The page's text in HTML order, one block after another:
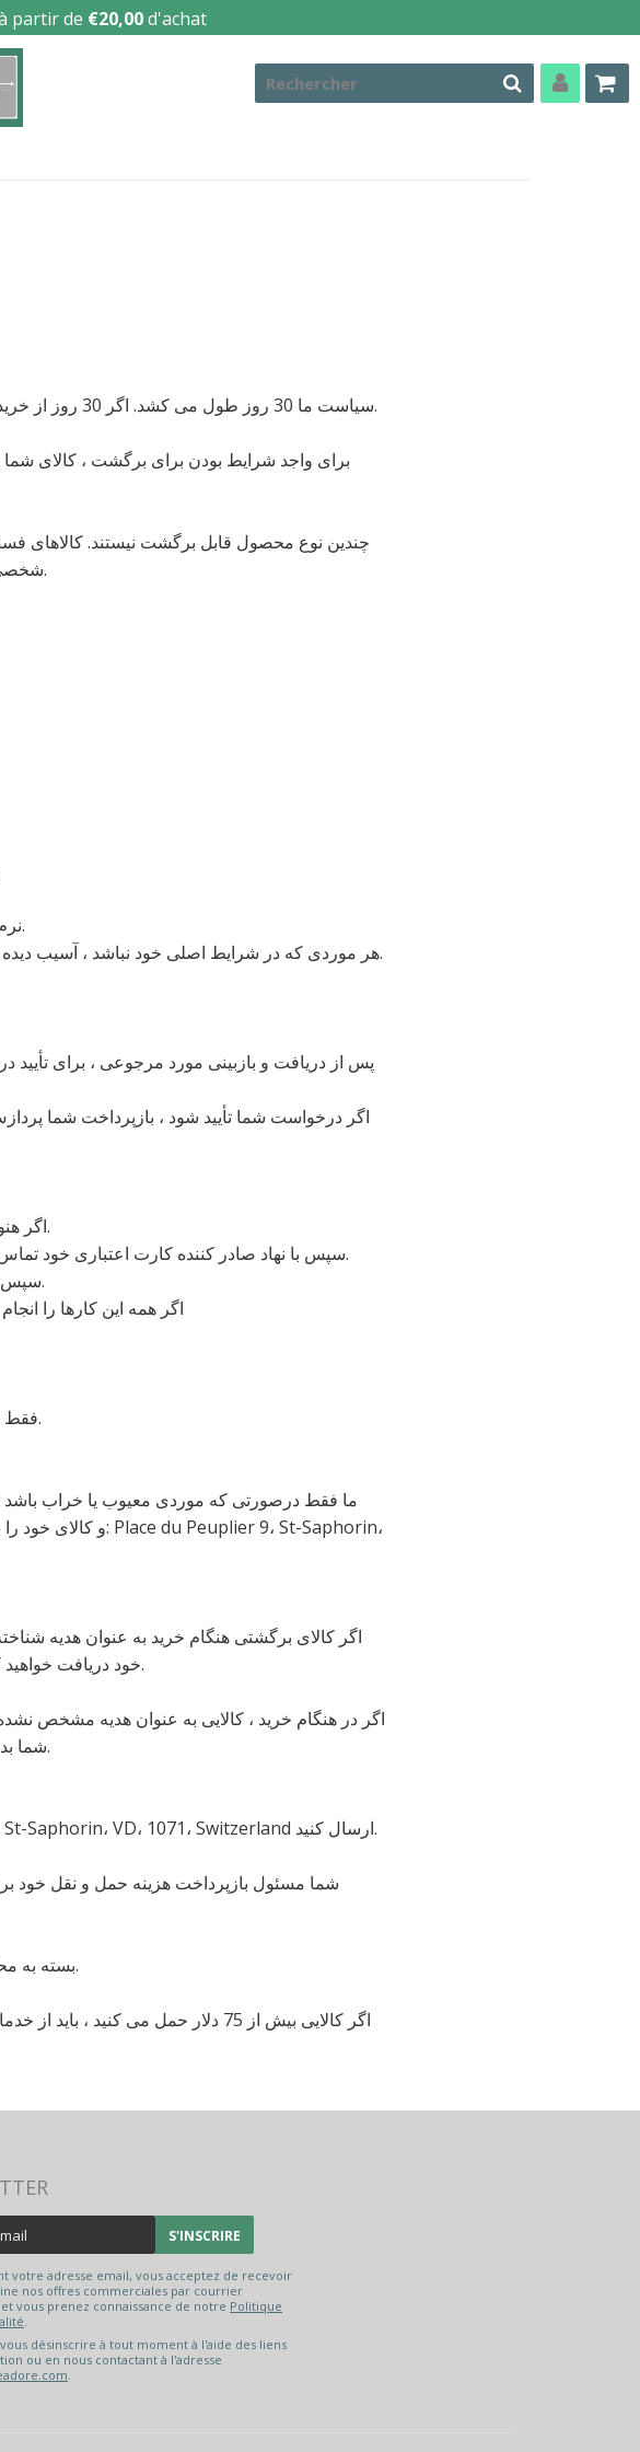
partir de €20,00d'achat
سیاست ما 30 روز طول می کشد. اگر 30 روز از خرید شما گذشته باشد ، متأسفانه ما نمی توانیم به شما پیشنهاد بازپرداخت یا تعویض دهیم.
برای واجد شرایط بودن برای برگشت ، کالای شما
چندین نوع محصول قابل برگشت نیستند. کالاهای
شخصی یا بهداشتی ، محصولات خطرناک ، گازهای قابل اشتعال یا مایعات را قبول نمی کنیم.
* CD ، DVD ، نوار VHS ، نرم افزار ، بازی ویدیویی ، نوار یا ضبط وینیل که باز شده است.
* هر موردی که در شرایط اصلی خود نباشد ، آسیب دیده باشد و یا قطعات خاصی به دلایلی که به دلیل خطای ما نیست ، از دست رفته است.
پس از دریافت و بازبینی مورد مرجوعی ، برای تأیید
اگر درخواست شما تأیید شود ، بازپرداخت شما
اگر هنوز بازپرداخت خود را دریافت نکرده اید ، لطفاً دوباره حساب بانکی خود را بررسی کنید.
سپس با نهاد صادر کننده کارت اعتباری خود تماس بگیرید ، زیرا ممکن است تأخیری در ارسال رسمی بازپرداخت شما وجود داشته باشد.
سپس با بانک خود تماس بگیرید. قبل از ارسال بازپرداخت ، معمولاً زمان پردازش لازم است.
اگر همه این کارها را
فقط موارد با قیمت عادی قابل استرداد هستند. متأسفانه اقلام فروش قابل استرداد نیستند.
ما فقط درصورتی که موردی معیوب یا خراب باشد
اگر کالای برگشتی هنگام خرید به عنوان هدیه
خود دریافت خواهید کرد. وقتی کالای برگشتی را دریافت کردیم ، یک گواهی هدیه برای شما پست می شود.
اگر در هنگام خرید ، کالایی به عنوان هدیه مشخص نشده
شما بدهد ، ما به هدیه هدیه بازپرداخت خواهیم کرد. و او می داند که شما مورد را پس داده اید.
برای بازگرداندن محصول ، باید آن را از طریق پست به آدرس: Place du Peuplier 9، St-Saphorin، VD، 1071، Switzerland ارسال کنید.
شما مسئول بازپرداخت هزینه حمل و نقل خود
بسته به محل زندگی شما ، ممکن است مدت زمان دریافت کالای مبادله شده شما متفاوت باشد.
اگر کالایی بیش از 75 دلار حمل می
S'INSCRIRE
votre adresse email, vous acceptez de recevoir
nos offres commerciales par courrier
vous prenez connaissance de notre Politique
.
désinscrire à tout moment à l'aide des liens
ou en nous contactant à l'adresse
.